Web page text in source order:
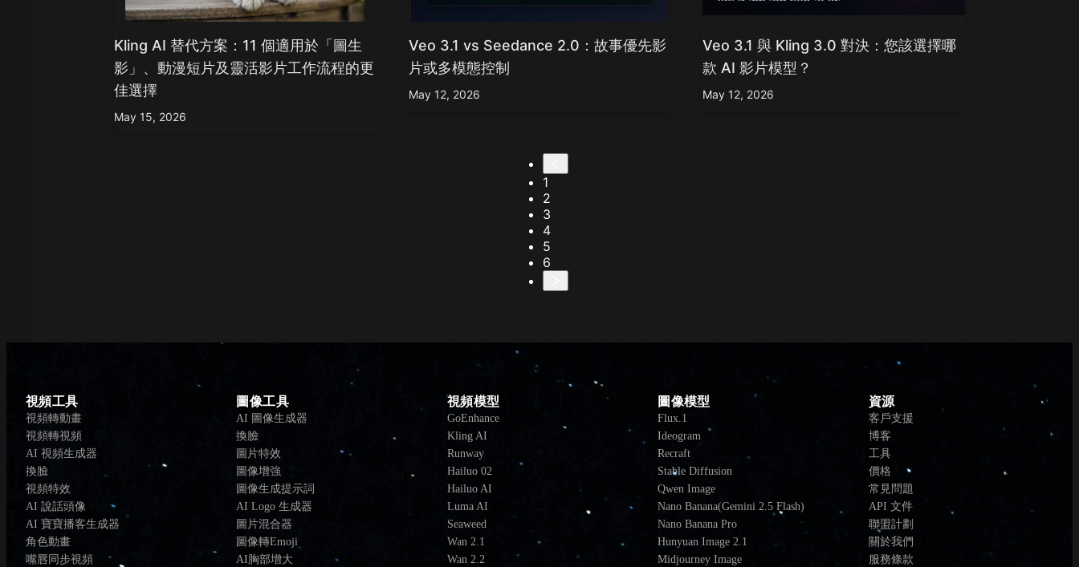
Kling AI 替代方案：11 個適用於「圖生
影」、動漫短片及靈活影片工作流程的更
佳選擇
May 15, 2026
Veo 3.1 vs Seedance 2.0：故事優先影
片或多模態控制
May 12, 2026
Veo 3.1 與 Kling 3.0 對決：您該選擇哪
款 AI 影片模型？
May 12, 2026
1
2
3
4
5
6
視頻工具
視頻轉動畫
視頻轉視頻
AI 視頻生成器
換臉
視頻特效
AI 說話頭像
AI 寶寶播客生成器
角色動畫
嘴唇同步視頻
圖像工具
AI 圖像生成器
換臉
圖片特效
圖像增強
圖像生成提示詞
AI Logo 生成器
圖片混合器
圖像轉Emoji
AI胸部增大
視頻模型
GoEnhance
Kling AI
Runway
Hailuo 02
Hailuo AI
Luma AI
Seaweed
Wan 2.1
Wan 2.2
圖像模型
Flux.1
Ideogram
Recraft
Stable Diffusion
Qwen Image
Nano Banana(Gemini 2.5 Flash)
Nano Banana Pro
Hunyuan Image 2.1
Midjourney Image
資源
客戶支援
博客
工具
價格
常見問題
API 文件
聯盟計劃
關於我們
服務條款